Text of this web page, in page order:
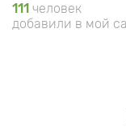
111 человек
добавили в мой